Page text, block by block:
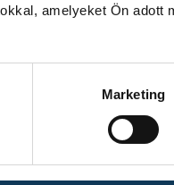
amelyeket Ön adott
Marketing
A sportolóknál
futballklub és
Szövetség
szereplő a